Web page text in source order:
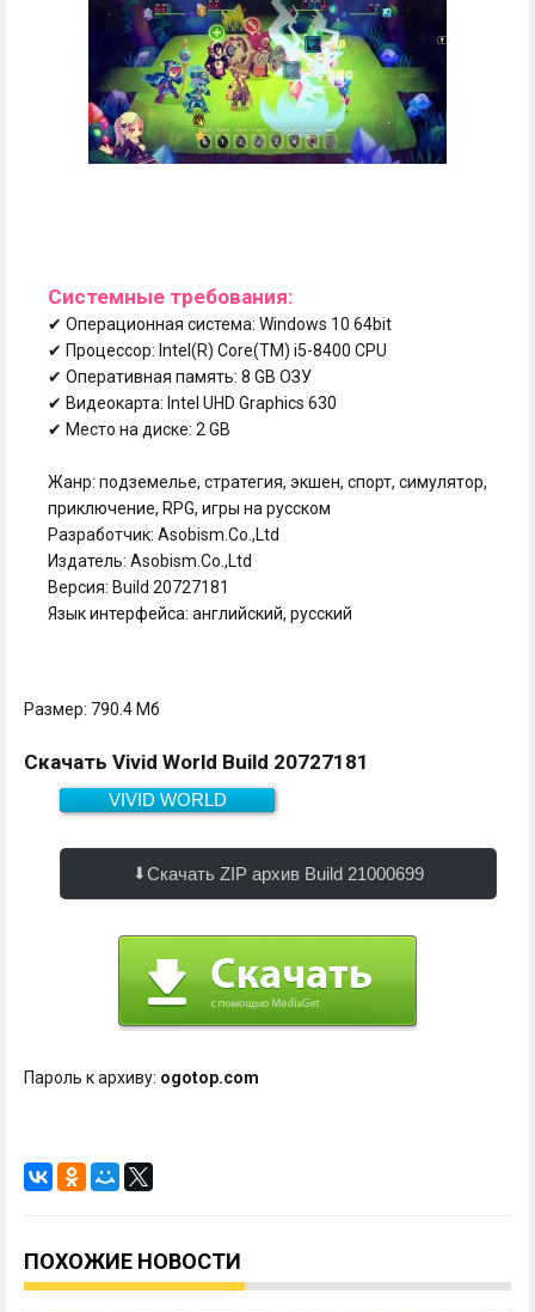
Системные требования:
✔ Операционная система: Windows 10 64bit
✔ Процессор: Intel(R) Core(TM) i5-8400 CPU
✔ Оперативная память: 8 GB ОЗУ
✔ Видеокарта: Intel UHD Graphics 630
✔ Место на диске: 2 GB
Жанр: подземелье, стратегия, экшен, спорт, симулятор,
приключение, RPG, игры на русском
Разработчик: Asobism.Co.,Ltd
Издатель: Asobism.Co.,Ltd
Версия: Build 20727181
Язык интерфейса: английский, русский
Размер: 790.4 Мб
Скачать Vivid World Build 20727181
VIVID WORLD
790.4 Мб
Скачать
Скачать ZIP архив Build 21000699
Пароль к архиву: ogotop.com
ПОХОЖИЕ НОВОСТИ